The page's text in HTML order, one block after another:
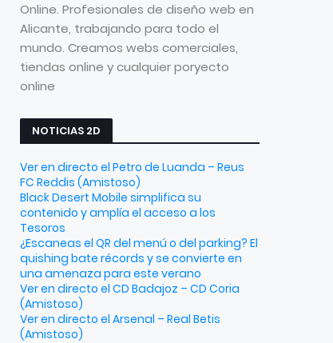
Online. Profesionales de diseño web en
Alicante, trabajando para todo el
mundo. Creamos webs comerciales,
tiendas online y cualquier poryecto
online
NOTICIAS 2D
Ver en directo el Petro de Luanda – Reus
FC Reddis (Amistoso)
Black Desert Mobile simplifica su
contenido y amplía el acceso a los
Tesoros
¿Escaneas el QR del menú o del parking? El
quishing bate récords y se convierte en
una amenaza para este verano
Ver en directo el CD Badajoz – CD Coria
(Amistoso)
Ver en directo el Arsenal – Real Betis
(Amistoso)